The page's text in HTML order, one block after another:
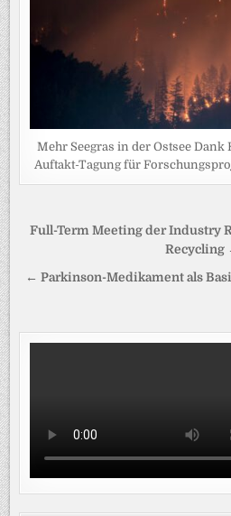
Mehr Seegras in der Ostsee
Auftakt-Tagung für
Full-Term Meeting der Industry
Recycling
← Parkinson-Medikament als